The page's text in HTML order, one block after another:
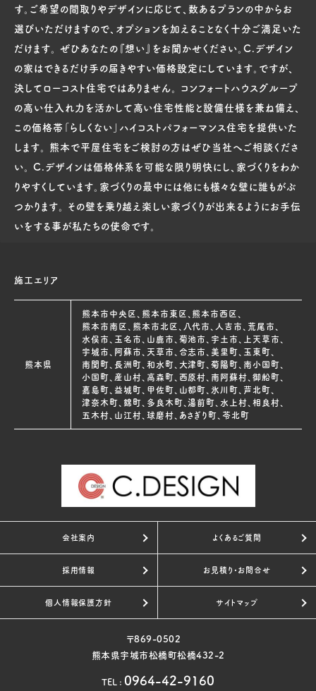
す。ご希望の間取りやデザインに応じて、数あるプランの中からお
選びいただけますので、オプションを加えることなく十分ご満足いた
だけます。 ぜひあなたの『想い』をお聞かせください。C.デザイン
の家はできるだけ手の届きやすい価格設定にしています。ですが、
決してローコスト住宅ではありません。 コンフォートハウスグループ
の高い仕入れ力を活かして高い住宅性能と設備仕様を兼ね備え、
この価格帯「らしくない」ハイコストパフォーマンス住宅を提供いた
します。 熊本で平屋住宅をご検討の方はぜひ当社へご相談くださ
い。 C.デザインは価格体系を可能な限り明快にし、家づくりをわか
りやすくしています。家づくりの最中には他にも様々な壁に誰もがぶ
つかります。 その壁を乗り越え楽しい家づくりが出来るようにお手伝
いをする事が私たちの使命です。
施工エリア
熊本県
熊本市中央区、熊本市東区、熊本市西区、
熊本市南区、熊本市北区、八代市、人吉市、荒尾市、
水俣市、玉名市、山鹿市、菊池市、宇土市、上天草市、
宇城市、阿蘇市、天草市、合志市、美里町、玉東町、
南関町、長洲町、和水町、大津町、菊陽町、南小国町、
小国町、産山村、高森町、西原村、南阿蘇村、御船町、
嘉島町、益城町、甲佐町、山都町、氷川町、芦北町、
津奈木町、錦町、多良木町、湯前町、水上村、相良村、
五木村、山江村、球磨村、あさぎり町、苓北町
会社案内 よくあるご質問
採用情報 お見積り・お問合せ
個人情報保護方針 サイトマップ
〒869-0502
熊本県宇城市松橋町松橋432-2
TEL : 0964-42-9160